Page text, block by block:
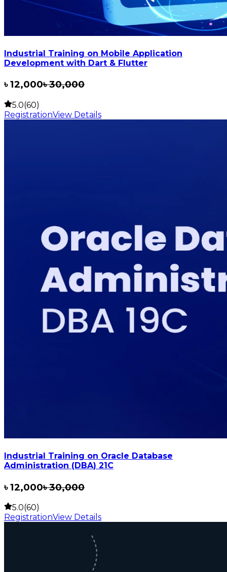
Industrial Training on Mobile Application
Development with Dart & Flutter
৳12,000৳30,000
5.0(60)
RegistrationView Details
Industrial Training on Oracle Database
Administration (DBA) 21C
৳12,000৳30,000
5.0(60)
RegistrationView Details